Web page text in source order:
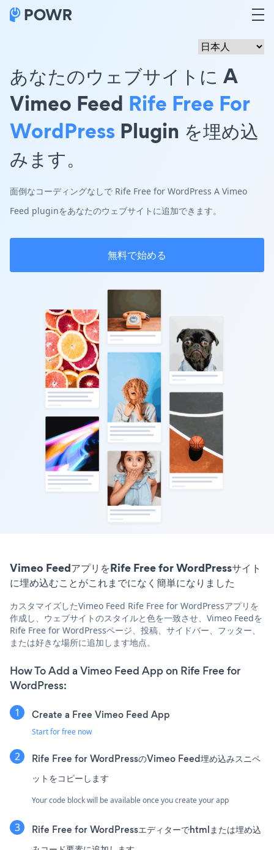
あなたのウェブサイトに A
Vimeo Feed Rife Free For
WordPress Plugin を埋め込
みます。
面倒なコーディングなしで Rife Free for WordPress A Vimeo
Feed pluginをあなたのウェブサイトに追加できます。
無料で始める
Vimeo FeedアプリをRife Free for WordPressサイト
に埋め込むことがこれまでになく簡単になりました
カスタマイズしたVimeo Feed Rife Free for WordPressアプリを
作成し、ウェブサイトのスタイルと色を一致させ、Vimeo Feedを
Rife Free for WordPressページ、投稿、サイドバー、フッター、
または好きな場所に追加します地点。
How To Add a Vimeo Feed App on Rife Free for
WordPress:
Create a Free Vimeo Feed App
Start for free now
Rife Free for WordPressのVimeo Feed埋め込みスニペ
ットをコピーします
Your code block will be available once you create your app
Rife Free for WordPressエディターでhtmlまたは埋め込